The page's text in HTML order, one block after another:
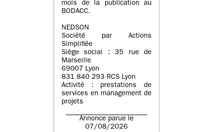
mois de la publication au
BODACC.
NEDSON
Société par Actions
Simplifiée
Siège social : 35 rue de
Marseille
69007 Lyon
831 840 293 RCS Lyon
Activité : prestations de
services en management de
projets
Annonce parue le
07/08/2026